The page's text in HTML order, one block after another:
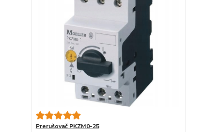
Prerušovač PKZM0-25